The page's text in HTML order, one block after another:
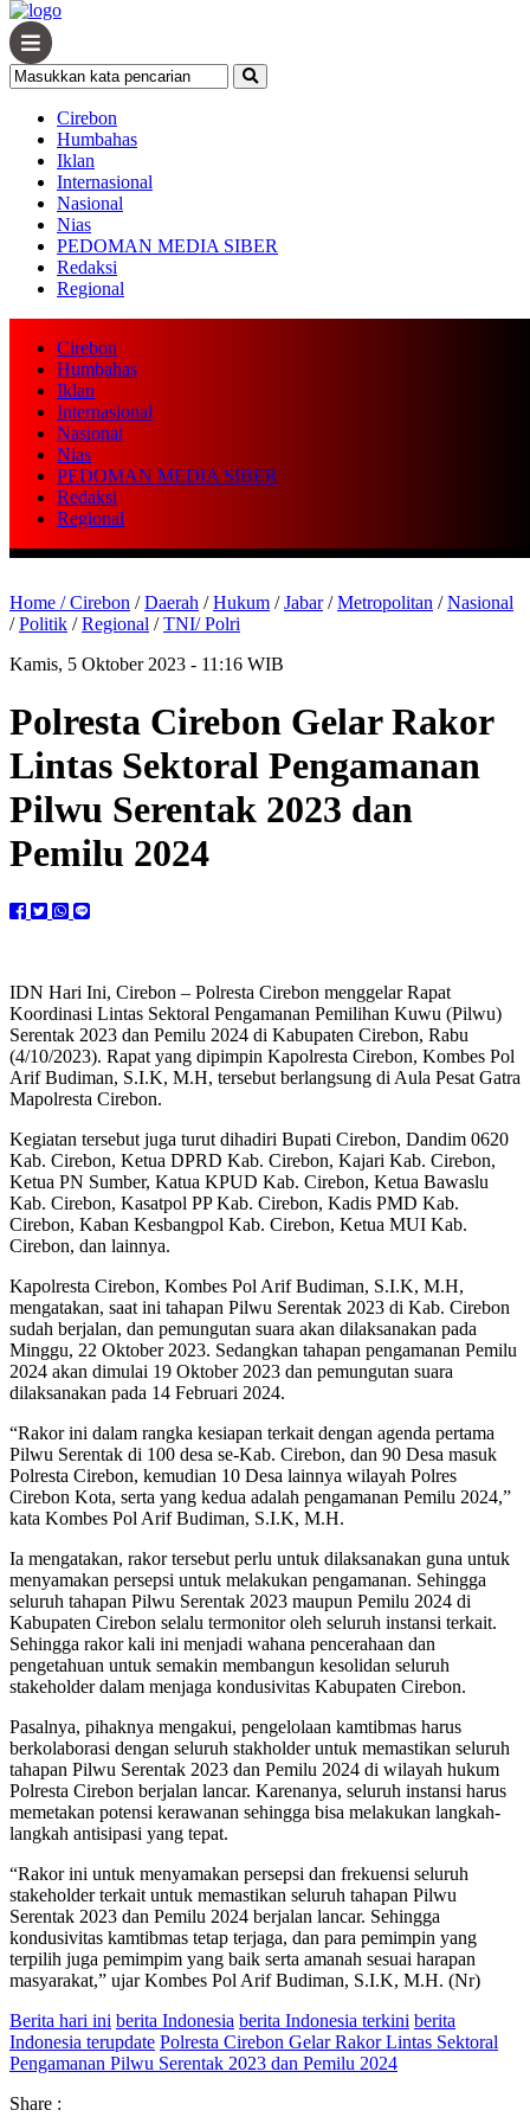
Cirebon
Humbahas
Iklan
Internasional
Nasional
Nias
PEDOMAN MEDIA SIBER
Redaksi
Regional
Cirebon
Humbahas
Iklan
Internasional
Nasional
Nias
PEDOMAN MEDIA SIBER
Redaksi
Regional
Home /Cirebon /Daerah /Hukum /Jabar/Metropolitan /Nasional
/Politik /Regional /TNI/ Polri
Kamis, 5 Oktober 2023 - 11:16 WIB
Polresta Cirebon Gelar Rakor
Lintas Sektoral Pengamanan
Pilwu Serentak 2023 dan
Pemilu 2024
IDN Hari Ini, Cirebon – Polresta Cirebon menggelar Rapat
Koordinasi Lintas Sektoral Pengamanan Pemilihan Kuwu (Pilwu)
Serentak 2023 dan Pemilu 2024 di Kabupaten Cirebon, Rabu
(4/10/2023). Rapat yang dipimpin Kapolresta Cirebon, Kombes Pol
Arif Budiman, S.I.K, M.H, tersebut berlangsung di Aula Pesat Gatra
Mapolresta Cirebon.
Kegiatan tersebut juga turut dihadiri Bupati Cirebon, Dandim 0620
Kab. Cirebon, Ketua DPRD Kab. Cirebon, Kajari Kab. Cirebon,
Ketua PN Sumber, Katua KPUD Kab. Cirebon, Ketua Bawaslu
Kab. Cirebon, Kasatpol PP Kab. Cirebon, Kadis PMD Kab.
Cirebon, Kaban Kesbangpol Kab. Cirebon, Ketua MUI Kab.
Cirebon, dan lainnya.
Kapolresta Cirebon, Kombes Pol Arif Budiman, S.I.K, M.H,
mengatakan, saat ini tahapan Pilwu Serentak 2023 di Kab. Cirebon
sudah berjalan, dan pemungutan suara akan dilaksanakan pada
Minggu, 22 Oktober 2023. Sedangkan tahapan pengamanan Pemilu
2024 akan dimulai 19 Oktober 2023 dan pemungutan suara
dilaksanakan pada 14 Februari 2024.
“Rakor ini dalam rangka kesiapan terkait dengan agenda pertama
Pilwu Serentak di 100 desa se-Kab. Cirebon, dan 90 Desa masuk
Polresta Cirebon, kemudian 10 Desa lainnya wilayah Polres
Cirebon Kota, serta yang kedua adalah pengamanan Pemilu 2024,”
kata Kombes Pol Arif Budiman, S.I.K, M.H.
Ia mengatakan, rakor tersebut perlu untuk dilaksanakan guna untuk
menyamakan persepsi untuk melakukan pengamanan. Sehingga
seluruh tahapan Pilwu Serentak 2023 maupun Pemilu 2024 di
Kabupaten Cirebon selalu termonitor oleh seluruh instansi terkait.
Sehingga rakor kali ini menjadi wahana pencerahaan dan
pengetahuan untuk semakin membangun kesolidan seluruh
stakeholder dalam menjaga kondusivitas Kabupaten Cirebon.
Pasalnya, pihaknya mengakui, pengelolaan kamtibmas harus
berkolaborasi dengan seluruh stakholder untuk memastikan seluruh
tahapan Pilwu Serentak 2023 dan Pemilu 2024 di wilayah hukum
Polresta Cirebon berjalan lancar. Karenanya, seluruh instansi harus
memetakan potensi kerawanan sehingga bisa melakukan langkah-
langkah antisipasi yang tepat.
“Rakor ini untuk menyamakan persepsi dan frekuensi seluruh
stakeholder terkait untuk memastikan seluruh tahapan Pilwu
Serentak 2023 dan Pemilu 2024 berjalan lancar. Sehingga
kondusivitas kamtibmas tetap terjaga, dan para pemimpin yang
terpilih juga pemimpim yang baik serta amanah sesuai harapan
masyarakat,” ujar Kombes Pol Arif Budiman, S.I.K, M.H. (Nr)
Berita hari ini berita Indonesia berita Indonesia terkini berita
Indonesia terupdate Polresta Cirebon Gelar Rakor Lintas Sektoral
Pengamanan Pilwu Serentak 2023 dan Pemilu 2024
Share :